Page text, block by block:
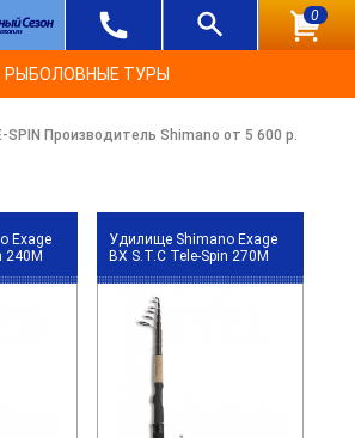
0
РЫБОЛОВНЫЕ ТУРЫ
SPIN Производитель Shimano от 5 600 р.
Exage
240M
Удилище Shimano Exage
BX S.T.C Tele-Spin 270M